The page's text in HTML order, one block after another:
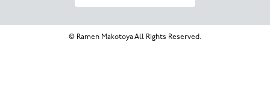
© Ramen Makotoya All Rights Reserved.